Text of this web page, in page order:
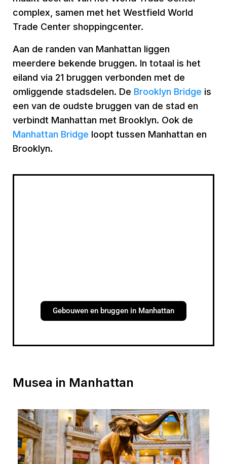
complex, samen met het Westfield World
Trade Center shoppingcenter.
Aan de randen van Manhattan liggen
meerdere bekende bruggen. In totaal is het
eiland via 21 bruggen verbonden met de
omliggende stadsdelen. De Brooklyn Bridge is
een van de oudste bruggen van de stad en
verbindt Manhattan met Brooklyn. Ook de
Manhattan Bridge loopt tussen Manhattan en
Brooklyn.
Gebouwen en bruggen in Manhattan
Musea in Manhattan